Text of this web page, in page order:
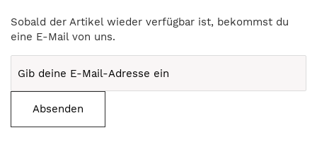
Sobald der Artikel wieder verfügbar ist, bekommst du
eine E-Mail von uns.
Absenden